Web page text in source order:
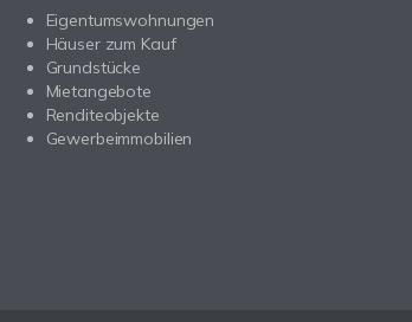
Eigentumswohnungen
Häuser zum Kauf
Grundstücke
Mietangebote
Renditeobjekte
Gewerbeimmobilien